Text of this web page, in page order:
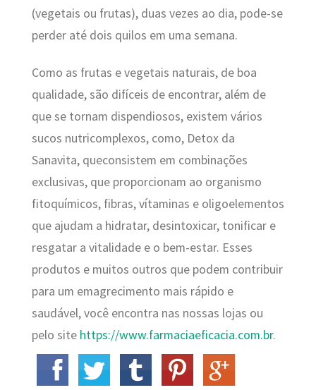
(vegetais ou frutas), duas vezes ao dia, pode-se
perder até dois quilos em uma semana.
Como as frutas e vegetais naturais, de boa
qualidade, são difíceis de encontrar, além de
que se tornam dispendiosos, existem vários
sucos nutricomplexos, como, Detox da
Sanavita, queconsistem em combinações
exclusivas, que proporcionam ao organismo
fitoquímicos, fibras, vítaminas e oligoelementos
que ajudam a hidratar, desintoxicar, tonificar e
resgatar a vitalidade e o bem-estar. Esses
produtos e muitos outros que podem contribuir
para um emagrecimento mais rápido e
saudável, você encontra nas nossas lojas ou
pelo site https://www.farmaciaeficacia.com.br.